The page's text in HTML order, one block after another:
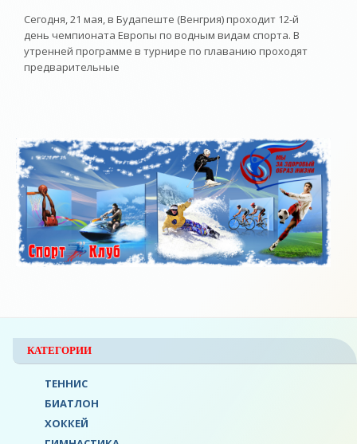
Сегодня, 21 мая, в Будапеште (Венгрия) проходит 12-й
день чемпионата Европы по водным видам спорта. В
утренней программе в турнире по плаванию проходят
предварительные
КАТЕГОРИИ
ТЕННИС
БИАТЛОН
ХОККЕЙ